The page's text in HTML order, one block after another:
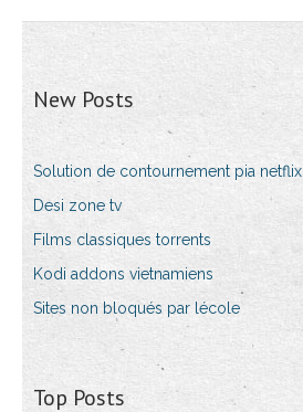
New Posts
Solution de contournement pia netflix
Desi zone tv
Films classiques torrents
Kodi addons vietnamiens
Sites non bloqués par lécole
Top Posts